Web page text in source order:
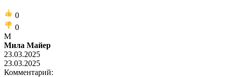
0
0
М
Мила Майер
23.03.2025
23.03.2025
Комментарий: